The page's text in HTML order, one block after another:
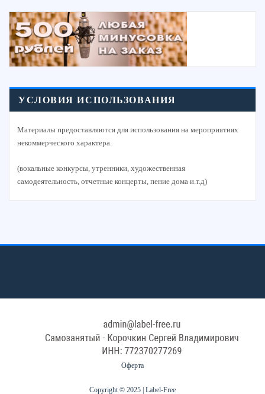
УСЛОВИЯ ИСПОЛЬЗОВАНИЯ
Материалы предоставляются для использования на мероприятиях
некоммерческого характера.
(вокальные конкурсы, утренники, художественная
самодеятельность, отчетные концерты, пение дома и.т.д)
Оферта
Copyright © 2025 | Label-Free